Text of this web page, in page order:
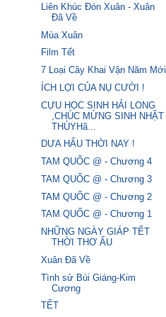
Liên Khúc Đón Xuân - Xuân
Đã Về
Mùa Xuân
Film Tết
7 Loại Cây Khai Vận Năm Mới
ÍCH LỢI CỦA NỤ CƯỜI !
CỰU HỌC SINH HẢI LONG
,CHÚC MỪNG SINH NHẬT
THÙYHã...
DƯA HẤU THỜI NAY !
TAM QUỐC @ - Chương 4
TAM QUỐC @ - Chương 3
TAM QUỐC @ - Chương 2
TAM QUỐC @ - Chương 1
NHỮNG NGÀY GIÁP TẾT
THỜI THƠ ẤU
Xuân Đã Về
Tình sử Bùi Giáng-Kim
Cương
TẾT